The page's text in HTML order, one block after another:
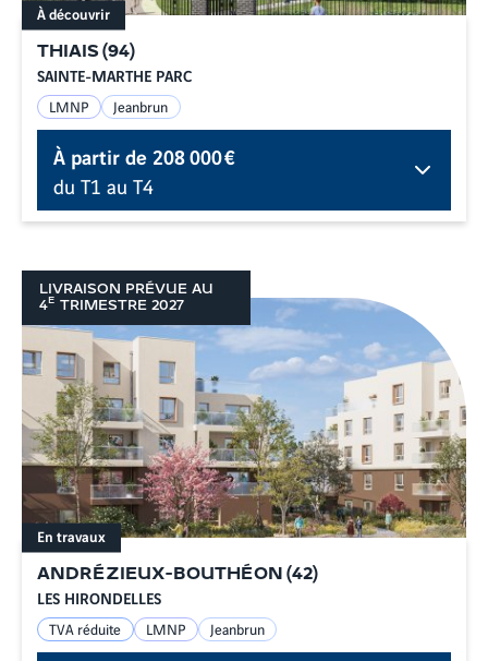
THIAIS(94)
SAINTE-MARTHE PARC
À découvrir
LMNP Jeanbrun
À partir de208 000 €
du T1 au T4
LIVRAISON PRÉVUE AU
4E TRIMESTRE 2027
ANDRÉZIEUX-BOUTHÉON (42)
LES HIRONDELLES
En travaux
TVA réduite LMNP Jeanbrun